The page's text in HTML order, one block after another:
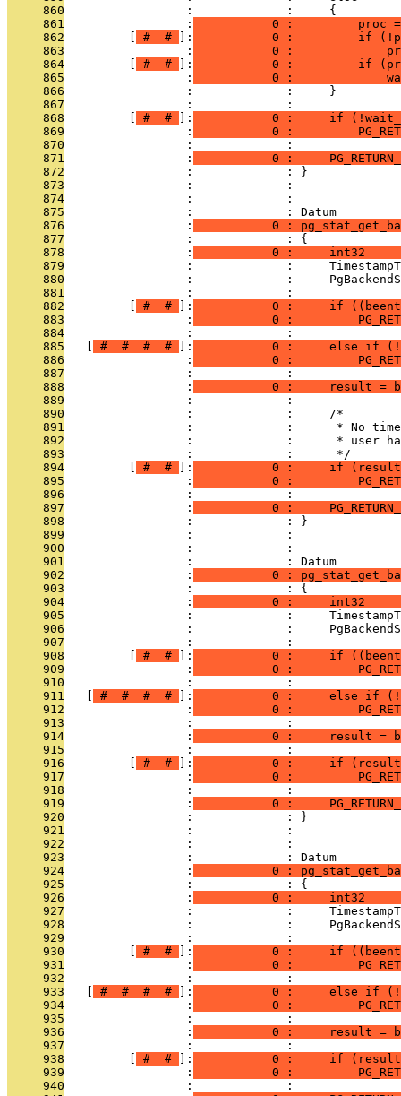
     860
                 :             :     {
     861
                 :
0 :         proc
     862
# # ]:
0 :         if
     863
                 :
0 :
     864
# # ]:
0 :         if
     865
                 :
0 :
     866
                 :             :     }
     867
                 :             :
     868
# # ]:
0 :     if
     869
                 :
0 :
     870
                 :             :
     871
                 :
0 :
     872
                 :             : }
     873
                 :             :
     874
                 :             :
     875
                 :             : Datum
     876
                 :
0 :
     877
                 :             : {
     878
                 :
0 :     int32
     879
:             :
     880
:             :
     881
                 :             :
     882
# # ]:
0 :     if
     883
                 :
0 :
     884
                 :             :
     885
# # # # ]:
0 :     else if
     886
                 :
0 :
     887
                 :             :
     888
                 :
0 :     result =
     889
                 :             :
     890
                 :             :     /*
     891
:             :      * No
     892
:             :      * user
     893
                 :             :      */
     894
# # ]:
0 :     if
     895
                 :
0 :
     896
                 :             :
     897
                 :
0 :
     898
                 :             : }
     899
                 :             :
     900
                 :             :
     901
                 :             : Datum
     902
                 :
0 :
     903
                 :             : {
     904
                 :
0 :     int32
     905
:             :
     906
:             :
     907
                 :             :
     908
# # ]:
0 :     if
     909
                 :
0 :
     910
                 :             :
     911
# # # # ]:
0 :     else if
     912
                 :
0 :
     913
                 :             :
     914
                 :
0 :     result =
     915
                 :             :
     916
# # ]:
0 :     if
     917
                 :
0 :
     918
                 :             :
     919
                 :
0 :
     920
                 :             : }
     921
                 :             :
     922
                 :             :
     923
                 :             : Datum
     924
                 :
0 :
     925
                 :             : {
     926
                 :
0 :     int32
     927
:             :
     928
:             :
     929
                 :             :
     930
# # ]:
0 :     if
     931
                 :
0 :
     932
                 :             :
     933
# # # # ]:
0 :     else if
     934
                 :
0 :
     935
                 :             :
     936
                 :
0 :     result =
     937
                 :             :
     938
# # ]:
0 :     if
     939
                 :
0 :
     940
                 :             :